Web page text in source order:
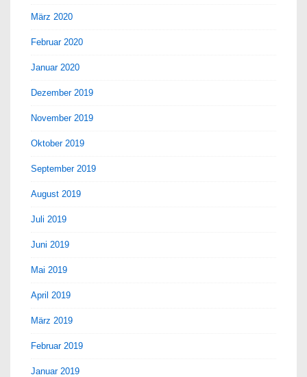
März 2020
Februar 2020
Januar 2020
Dezember 2019
November 2019
Oktober 2019
September 2019
August 2019
Juli 2019
Juni 2019
Mai 2019
April 2019
März 2019
Februar 2019
Januar 2019